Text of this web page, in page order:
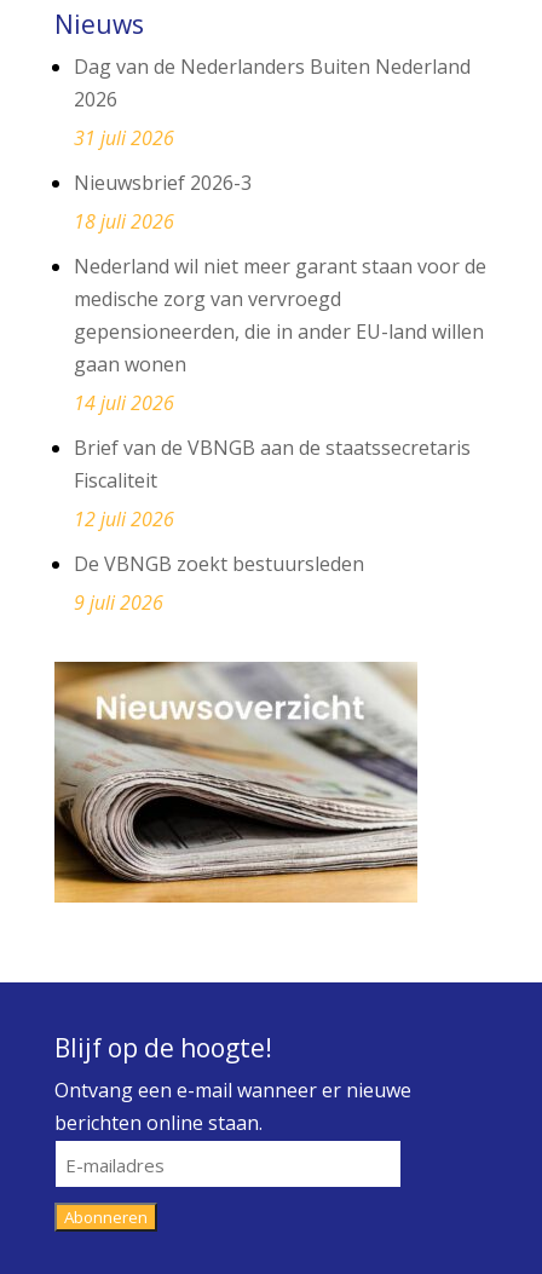
Nieuws
Dag van de Nederlanders Buiten Nederland
2026
31 juli 2026
Nieuwsbrief 2026-3
18 juli 2026
Nederland wil niet meer garant staan voor de
medische zorg van vervroegd
gepensioneerden, die in ander EU-land willen
gaan wonen
14 juli 2026
Brief van de VBNGB aan de staatssecretaris
Fiscaliteit
12 juli 2026
De VBNGB zoekt bestuursleden
9 juli 2026
Blijf op de hoogte!
Ontvang een e-mail wanneer er nieuwe
berichten online staan.
E-
mailadres
Abonneren